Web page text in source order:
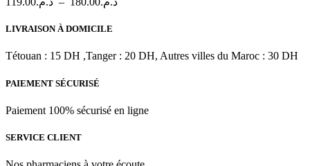
options
être
sur
page
produit
د.م.180.00
LIVRAISON À DOMICILE
Tétouan : 15 DH ,Tanger : 20 DH, Autres villes du Maroc : 30 DH
PAIEMENT SÉCURISÉ
Paiement 100% sécurisé en ligne
SERVICE CLIENT